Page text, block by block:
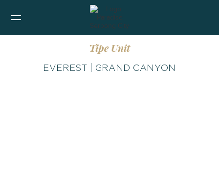
Tipe Unit
EVEREST | GRAND CANYON